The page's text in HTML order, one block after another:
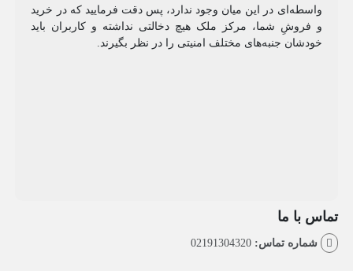
در این میان وجود ندارد، پس دقت فرمایید که در خرید
شما، مرکز ملک هیچ دخالتی نداشته و کاربران باید
جنبه‌های مختلف امنیتی را در نظر بگیرند.
ما
تماس: 02191304320